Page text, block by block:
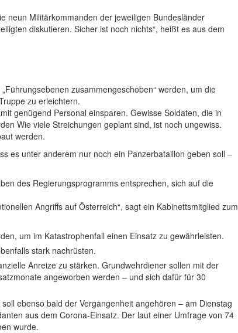
neun Militärkommanden der jeweiligen Bundesländer
diskutieren. Sicher ist noch nichts“, heißt es aus dem
zusammengeschoben“ werden, um die
zu erleichtern.
genügend Personal einsparen. Gewisse Soldaten, die in
Wie viele Streichungen geplant sind, ist noch ungewiss.
werden.
es unter anderem nur noch ein Panzerbataillon geben soll –
des Regierungsprogramms entsprechen, sich auf die
Angriffs auf Österreich“, sagt ein Kabinettsmitglied zum
um im Katastrophenfall einen Einsatz zu gewährleisten.
stark nachrüsten.
Anreize zu stärken. Grundwehrdiener sollen mit der
angeworben werden – und sich dafür für 30
ebenso bald der Vergangenheit angehören – am Dienstag
aus dem Corona-Einsatz. Der laut einer Umfrage von 74
wurde.